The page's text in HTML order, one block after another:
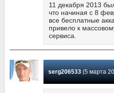
11 декабря 2013
что начиная с 8
все бесплатные
привело к
сервиса.
serg206533(5 марта 2014